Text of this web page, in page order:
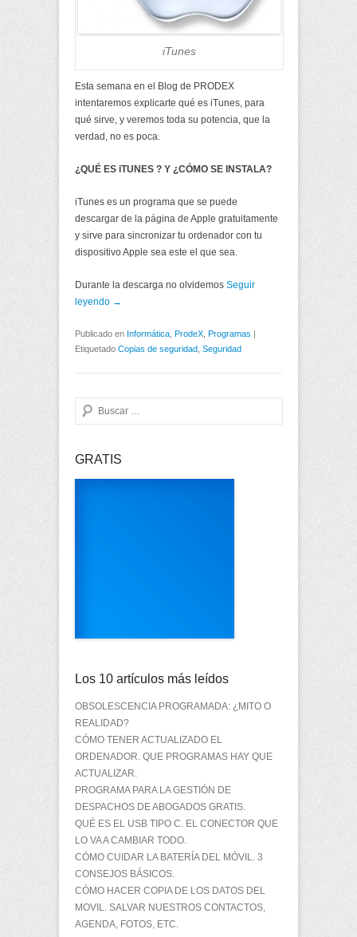
iTunes
Esta semana en el Blog de PRODEX
intentaremos explicarte qué es iTunes, para
qué sirve, y veremos toda su potencia, que la
verdad, no es poca.
¿QUÉ ES iTUNES ? Y ¿CÓMO SE INSTALA?
iTunes es un programa que se puede
descargar de la página de Apple gratuitamente
y sirve para sincronizar tu ordenador con tu
dispositivo Apple sea este el que sea.
Durante la descarga no olvidemos Seguir
leyendo →
Publicado en Informática, ProdeX, Programas
Etiquetado Copias de seguridad, Seguridad
Buscar
GRATIS
Los 10 artículos más leídos
OBSOLESCENCIA PROGRAMADA: ¿MITO O
REALIDAD?
CÓMO TENER ACTUALIZADO EL
ORDENADOR. QUE PROGRAMAS HAY QUE
ACTUALIZAR.
PROGRAMA PARA LA GESTIÓN DE
DESPACHOS DE ABOGADOS GRATIS.
QUÉ ES EL USB TIPO C. EL CONECTOR QUE
LO VA A CAMBIAR TODO.
CÓMO CUIDAR LA BATERÍA DEL MÓVIL. 3
CONSEJOS BÁSICOS.
CÓMO HACER COPIA DE LOS DATOS DEL
MOVIL. SALVAR NUESTROS CONTACTOS,
AGENDA, FOTOS, ETC.